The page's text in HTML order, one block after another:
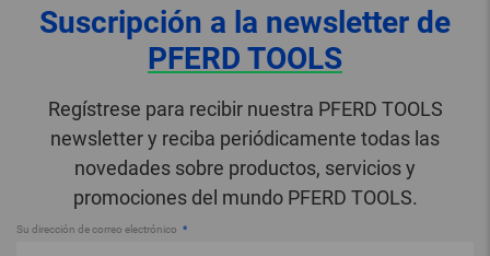
Suscripción a la newsletter de
PFERD TOOLS
Regístrese para recibir nuestra PFERD TOOLS
newsletter y reciba periódicamente todas las
novedades sobre productos, servicios y
promociones del mundo PFERD TOOLS.
Su dirección de correo electrónico